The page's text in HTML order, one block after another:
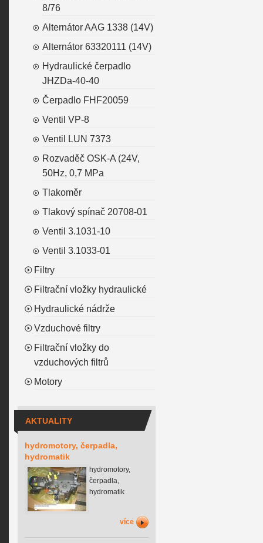
8/76
Alternátor AAG 1338 (14V)
Alternátor 63320111 (14V)
Hydraulické čerpadlo
JHZDa-40-40
Čerpadlo FHF20059
Ventil VP-8
Ventil LUN 7373
Rozvaděč OSK-A (24V,
50Hz, 0,7 MPa
Tlakoměr
Tlakový spínač 20708-01
Ventil 3.1031-10
Ventil 3.1033-01
Filtry
Filtrační vložky hydraulické
Hydraulické nádrže
Vzduchové filtry
Filtrační vložky do
vzduchových filtrů
Motory
AKTUALITY
hydromotory, čerpadla,
hydromatik
hydromotory,
čerpadla,
hydromatik
více